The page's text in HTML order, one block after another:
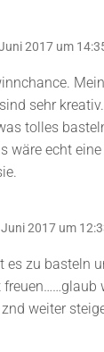
Juni 2017 um
sehr
tolles
wäre echt
Juni 2017 um
es zu basteln
freuen……glaub
weiter